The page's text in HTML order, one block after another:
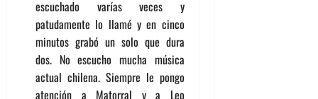
escuchado varías veces y
patudamente lo llamé y en cinco
minutos grabó un solo que dura
dos. No escucho mucha música
actual chilena. Siempre le pongo
atención a Matorral y a Leo